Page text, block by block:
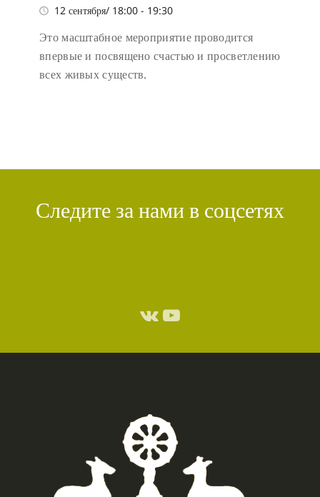
12 сентября/ 18:00 - 19:30
Это масштабное мероприятие проводится
впервые и посвящено счастью и просветлению
всех живых существ.
Следите за нами в соцсетях